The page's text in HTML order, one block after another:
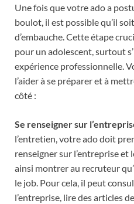
Une fois que votre ado a
boulot, il est possible qu’il
d’embauche. Cette étape
pour un adolescent, surtout
expérience professionnelle.
l’aider à se préparer et à
côté :
Se renseigner sur
l’entretien, votre ado doit
renseigner sur l’entreprise
ainsi montrer au recruteur
le job. Pour cela, il peut
l’entreprise, lire des articles